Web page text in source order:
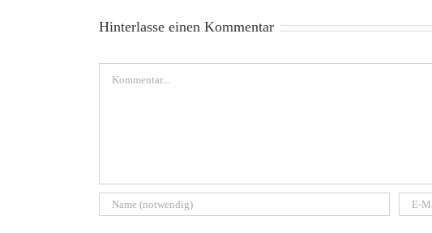
Hinterlasse einen Kommentar